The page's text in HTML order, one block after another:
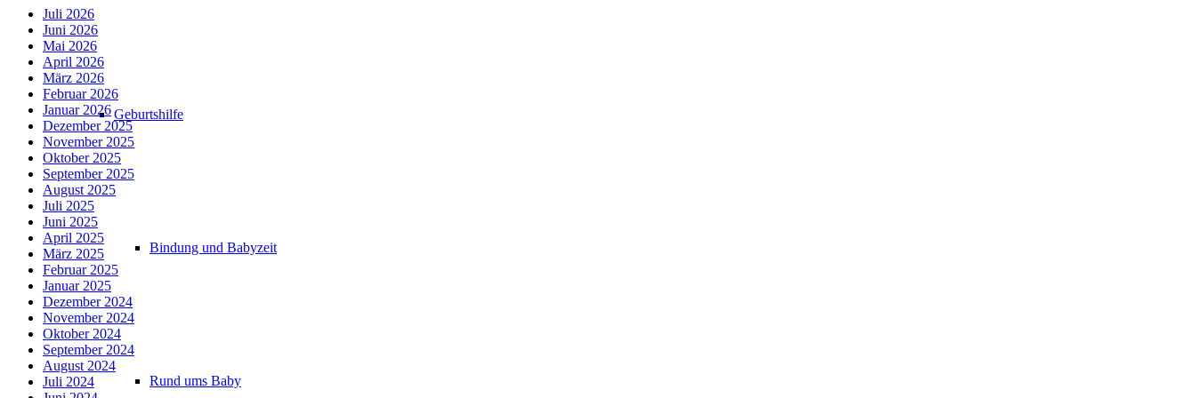
Geburtshilfe
Bindung und Babyzeit
Rund ums Baby
Juli 2026
Juni 2026
Mai 2026
April 2026
März 2026
Februar 2026
Januar 2026
Dezember 2025
November 2025
Oktober 2025
September 2025
August 2025
Juli 2025
Juni 2025
April 2025
März 2025
Februar 2025
Januar 2025
Dezember 2024
November 2024
Oktober 2024
September 2024
August 2024
Juli 2024